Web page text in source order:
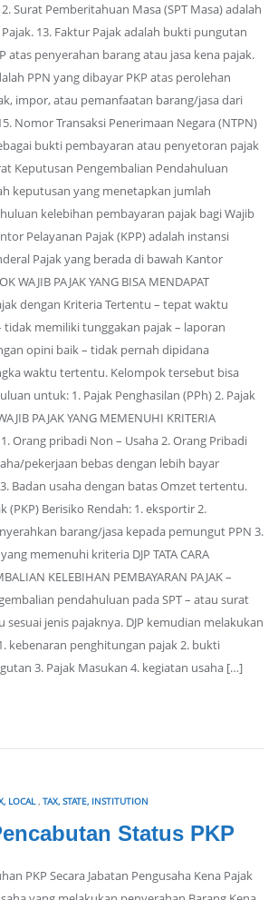
Surat Pemberitahuan Masa (SPT Masa) adalah
13. Faktur Pajak adalah bukti pungutan
atas penyerahan barang atau jasa kena pajak.
PPN yang dibayar PKP atas perolehan
impor, atau pemanfaatan barang/jasa dari
Nomor Transaksi Penerimaan Negara (NTPN)
bukti pembayaran atau penyetoran pajak
Keputusan Pengembalian Pendahuluan
keputusan yang menetapkan jumlah
kelebihan pembayaran pajak bagi Wajib
Pelayanan Pajak (KPP) adalah instansi
Pajak yang berada di bawah Kantor
WAJIB PAJAK YANG BISA MENDAPAT
dengan Kriteria Tertentu – tepat waktu
tidak memiliki tunggakan pajak – laporan
opini baik – tidak pernah dipidana
waktu tertentu. Kelompok tersebut bisa
untuk: 1. Pajak Penghasilan (PPh) 2. Pajak
PAJAK YANG MEMENUHI KRITERIA
1. Orang pribadi Non – Usaha 2. Orang Pribadi
pekerjaan bebas dengan lebih bayar
Badan usaha dengan batas Omzet tertentu.
(PKP) Berisiko Rendah: 1. eksportir 2.
barang/jasa kepada pemungut PPN 3.
memenuhi kriteria DJP TATA CARA
KELEBIHAN PEMBAYARAN PAJAK –
pendahuluan pada SPT – atau surat
jenis pajaknya. DJP kemudian melakukan
kebenaran penghitungan pajak 2. bukti
3. Pajak Masukan 4. kegiatan usaha […]
LOCAL,TAX, STATE, INSTITUTION
Status PKP
PKP Secara Jabatan Pengusaha Kena Pajak